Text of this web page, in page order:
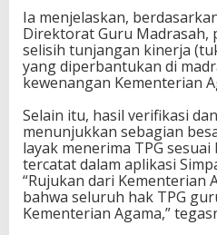
e
n
y
e
l
s
a
i
a
n
S
e
Ia menjelaskan,
Direktorat Guru Madrasah,
selisih tunjangan kinerja
yang diperbantukan di
kewenangan Kementerian
Selain itu, hasil verifikasi
menunjukkan sebagian
layak menerima TPG
tercatat dalam aplikasi
“Rujukan dari Kementerian
bahwa seluruh hak TPG
Kementerian Agama,”